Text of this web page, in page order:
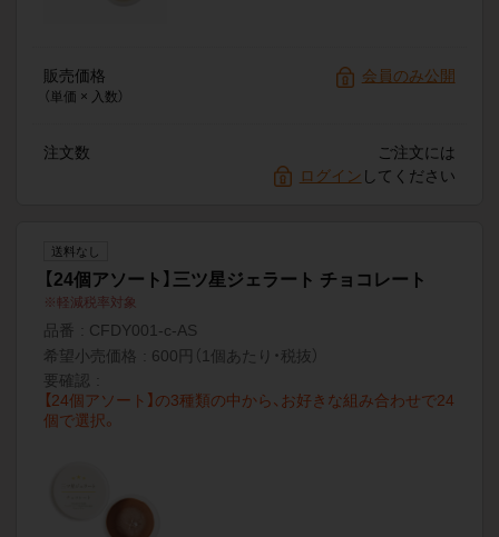
販売価格
（単価 × 入数）
会員のみ公開
注文数
ご注文には
ログイン してください
送料なし
【24個アソート】三ツ星ジェラート チョコレート
軽減税率対象
品番
CFDY001-c-AS
希望小売価格
600円（1個あたり・税抜）
要確認
【24個アソート】の3種類の中から、お好きな組み合わせで24
個で選択。